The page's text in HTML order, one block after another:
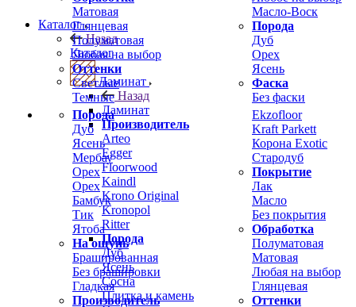
Матовая
Глянцевая
Полуматовая
Любая на выбор
Оттенки
Светлые
Темные
Масло-Воск
Порода
Дуб
Орех
Ясень
Фаска
Без фаски
Порода
Дуб
Ясень
Мербау
Орех
Орех
Бамбук
Тик
Ятоба
На ощупь
Брашированная
Без брашировки
Гладкая
Производитель
Ekzofloor
Kraft Parkett
Корона Exotic
Стародуб
Покрытие
Лак
Масло
Без покрытия
Обработка
Полуматовая
Матовая
Любая на выбор
Глянцевая
Оттенки
Каталог
Назад
Каталог
Ламинат
Назад
Ламинат
Производитель
Arteo
Egger
Floorwood
Kaindl
Krono Original
Kronopol
Ritter
Порода
Дуб
Ясень
Сосна
Плитка и камень